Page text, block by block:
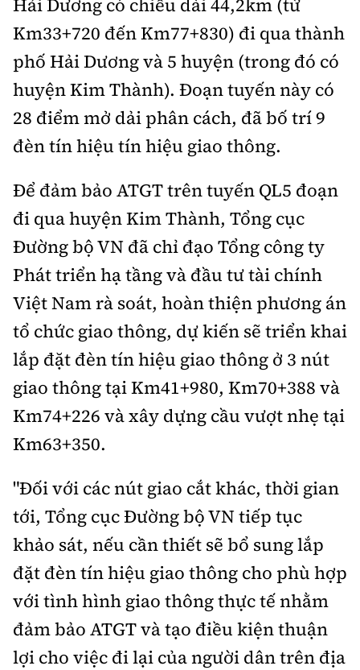
Hải Dương có chiều dài 44,2km (từ
Km33+720 đến Km77+830) đi qua thành
phố Hải Dương và 5 huyện (trong đó có
huyện Kim Thành). Đoạn tuyến này có
28 điểm mở dải phân cách, đã bố trí 9
đèn tín hiệu tín hiệu giao thông.
Để đảm bảo ATGT trên tuyến QL5 đoạn
đi qua huyện Kim Thành, Tổng cục
Đường bộ VN đã chỉ đạo Tổng công ty
Phát triển hạ tầng và đầu tư tài chính
Việt Nam rà soát, hoàn thiện phương án
tổ chức giao thông, dự kiến sẽ triển khai
lắp đặt đèn tín hiệu giao thông ở 3 nút
giao thông tại Km41+980, Km70+388 và
Km74+226 và xây dựng cầu vượt nhẹ tại
Km63+350.
"Đối với các nút giao cắt khác, thời gian
tới, Tổng cục Đường bộ VN tiếp tục
khảo sát, nếu cần thiết sẽ bổ sung lắp
đặt đèn tín hiệu giao thông cho phù hợp
với tình hình giao thông thực tế nhằm
đảm bảo ATGT và tạo điều kiện thuận
lợi cho việc đi lại của người dân trên địa